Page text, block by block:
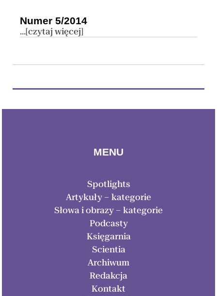
Numer 5/2014
...[czytaj więcej]
MENU
Spotlights
Artykuły – kategorie
Słowa i obrazy – kategorie
Podcasty
Księgarnia
Scientia
Archiwum
Redakcja
Kontakt